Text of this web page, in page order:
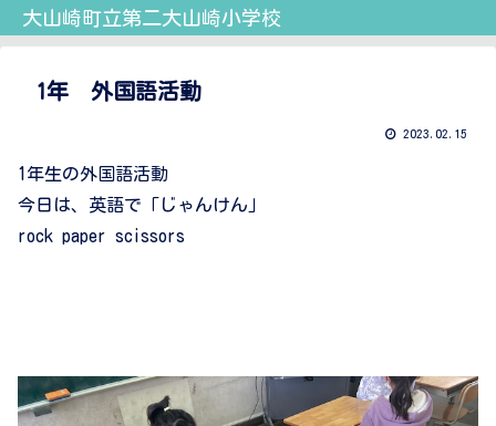
大山崎町立第二大山崎小学校
1年 外国語活動
2023.02.15
1年生の外国語活動
今日は、英語で「じゃんけん」
rock paper scissors